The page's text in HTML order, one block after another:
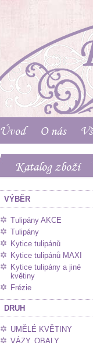
Úvod O nás
Katalog zboží
VÝBĚR
Tulipány AKCE
Tulipány
Kytice tulipánů
Kytice tulipánů MAXI
Kytice tulipány a jiné
květiny
Frézie
DRUH
UMĚLÉ KVĚTINY
VÁZY, OBALY